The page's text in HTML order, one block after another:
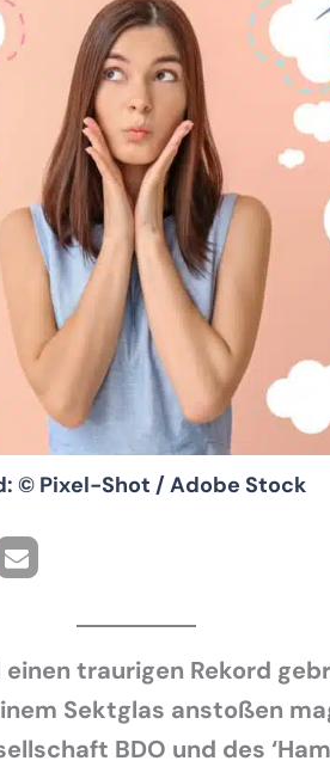
© Pixel-Shot / Adobe Stock
traurigen Rekord
Sektglas anstoßen
BDO und des